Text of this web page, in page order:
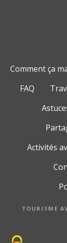
Comment ça
FAQ
Activités
TOURISME